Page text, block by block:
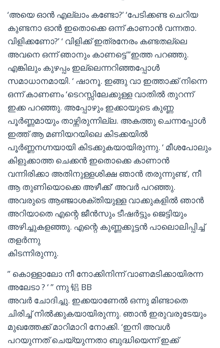
‘അയെ ഓൻ എല്ലാം കണ്ടോ?’ ‘പേടിക്കണ്ട ചെറിയ
കുണ്ടനാ ഓൻ ഇതൊക്കെ ഒന്ന് കാണാൻ വന്നതാ.
വിളിക്കണോ?’ ‘ വിളിക്ക് ഇത്രനേരം കണ്ടതല്ലെ
അവനെ ഒന്ന് ഞാനും കാണട്ടെ”’ഇത്ത പറഞ്ഞു.
എങ്കിലും കുഴപ്പം ഇല്ലെന്നറിഞ്ഞപ്പോൾ
സമാധാനമായി. ‘ ഷാനൂ. ഇങ്ങു വാ ഇത്താക്ക് നിന്നെ
ഒന്ന് കാണണം ‘ടെറസ്സിലേക്കുള്ള വാതിൽ തുറന്ന്
ഇക്ക പറഞ്ഞു. അപ്പോഴും ഇക്കായുടെ കുണ്ണ
പൂർണ്ണമായും താഴ്ന്നിരുന്നില്ല. അകത്തു ചെന്നപ്പോൾ
ഇത്ത് ആ മണിയറയിലെ കിടക്കയിൽ
പൂർണ്ണനഗ്നയായി കിടക്കുകയായിരുന്നു. ‘ മീശപോലും
കിളുക്കാത്ത ചെക്കൻ ഇതൊക്കെ കാണാൻ
വന്നിരിക്കാ അതിനുള്ളശിക്ഷ ഞാൻ തരുന്നുണ്ട’, നീ
ആ തുണിയൊക്കെ അഴീക്ക്’ അവർ പറഞ്ഞു.
അവരുടെ ആഞ്ജാശക്തിയുള്ള വാക്കുകളിൽ ഞാൻ
അറിയാതെ എന്റെ ജീൻസും ടീഷർട്ടും ജെട്ടിയും
അഴിച്ചുകളഞ്ഞു. എന്റെ കുണ്ണക്കുട്ടൻ പാലൊലിപ്പിച്ച്
തളർന്നു
കിടന്നിരുന്നു.
” കൊള്ളാലോ നീ നോക്കിനിന്ന് വാണമടിക്കായിരന്ന
അലേടാ ? ‘ ” ന്നു 铝 BB
അവർ ചോദിച്ചു. ഇക്കയാണേൽ ഒന്നു മിണ്ടാതെ
ചിരിച്ച് നിൽക്കുകയായിരുന്നു. ഞാൻ ഇരുവരുടേയും
മുഖത്തേക്ക് മാറിമാറി നോക്കി. ‘ഇനി അവൾ
പറയുന്നത് ചെയ്യുന്നതാ ബുദ്ധിയെന്ന് ഇക്ക്